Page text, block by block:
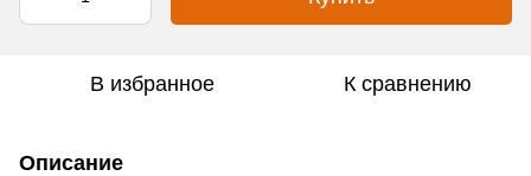
В избранное К сравнению
Описание